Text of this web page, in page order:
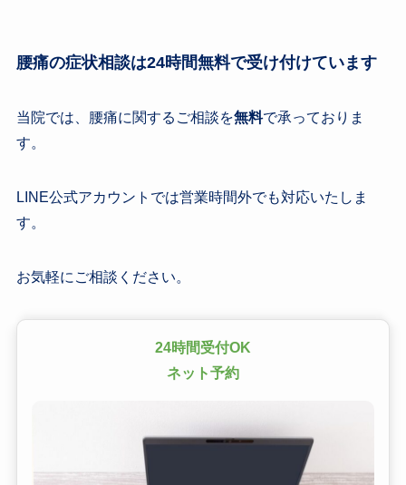
腰痛の症状相談は24時間無料で受け付けています
当院では、腰痛に関するご相談を無料で承っておりま
す。
LINE公式アカウントでは営業時間外でも対応いたしま
す。
お気軽にご相談ください。
24時間受付OK
ネット予約